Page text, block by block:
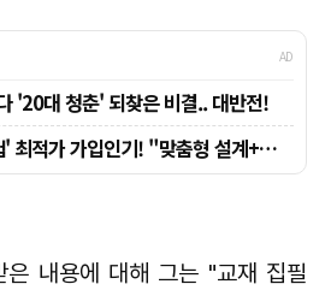
은 내용에 대해 그는 "교재 집필